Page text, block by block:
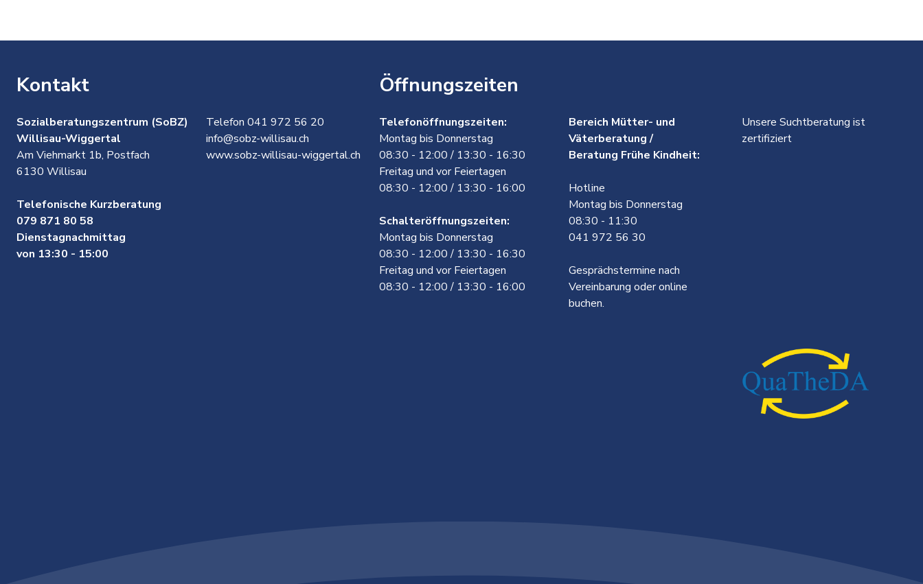
Kontakt
Sozialberatungszentrum (SoBZ)
Willisau-Wiggertal
Am Viehmarkt 1b, Postfach
6130 Willisau
Telefonische Kurzberatung
079 871 80 58
Dienstagnachmittag
von 13:30 - 15:00
Telefon 041 972 56 20
info@sobz-willisau.ch
www.sobz-willisau-wiggertal.ch
Öffnungszeiten
Telefonöffnungszeiten:
Montag bis Donnerstag
08:30 - 12:00 / 13:30 - 16:30
Freitag und vor Feiertagen
08:30 - 12:00 / 13:30 - 16:00
Schalteröffnungszeiten:
Montag bis Donnerstag
08:30 - 12:00 / 13:30 - 16:30
Freitag und vor Feiertagen
08:30 - 12:00 / 13:30 - 16:00
Bereich Mütter- und
Väterberatung /
Beratung Frühe Kindheit:
Hotline
Montag bis Donnerstag
08:30 - 11:30
041 972 56 30
Gesprächstermine nach
Vereinbarung oder online
buchen.
Unsere Suchtberatung ist
zertifiziert